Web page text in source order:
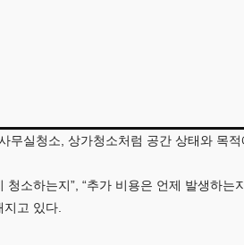
무실청소, 상가청소처럼 공간 상태와 목
소하는지”, “추가 비용은 언제 발생하는
고 있다.